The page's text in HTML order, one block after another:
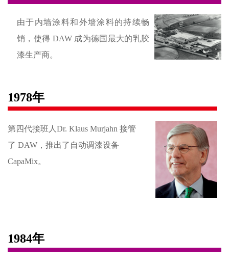
由于内墙涂料和外墙涂料的持续畅
销，使得 DAW 成为德国最大的乳胶
漆生产商。
1978年
第四代接班人Dr. Klaus Murjahn 接管
了 DAW，推出了自动调漆设备
CapaMix。
1984年